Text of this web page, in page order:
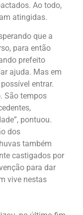
Ao todo,
atingidas.
que a
para então
prefeito
ajuda. Mas em
entrar.
São tempos
pontuou.
dos
também
castigados por
para dar
vive nestas